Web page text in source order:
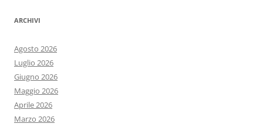
ARCHIVI
Agosto 2026
Luglio 2026
Giugno 2026
Maggio 2026
Aprile 2026
Marzo 2026